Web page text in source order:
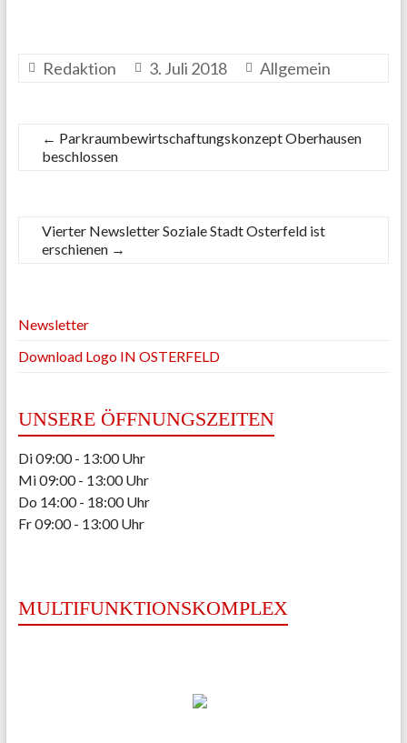
Redaktion 3. Juli 2018 Allgemein
← Parkraumbewirtschaftungskonzept Oberhausen
beschlossen
Vierter Newsletter Soziale Stadt Osterfeld ist
erschienen →
Newsletter
Download Logo IN OSTERFELD
UNSERE ÖFFNUNGSZEITEN
Di 09:00 - 13:00 Uhr
Mi 09:00 - 13:00 Uhr
Do 14:00 - 18:00 Uhr
Fr 09:00 - 13:00 Uhr
MULTIFUNKTIONSKOMPLEX